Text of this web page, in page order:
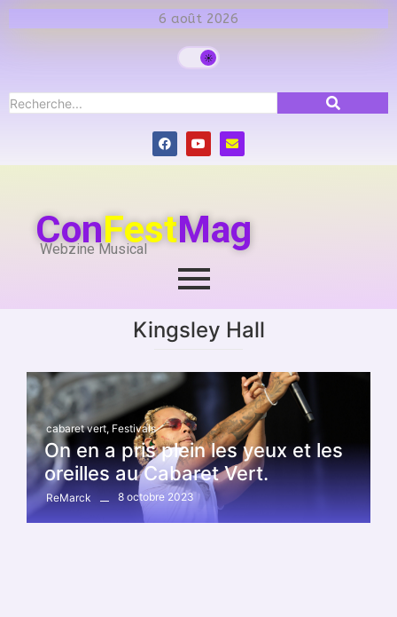
6 août 2026
ConFestMag
Webzine Musical
Kingsley Hall
cabaret vert, Festivals
On en a pris plein les yeux et les
oreilles au Cabaret Vert.
ReMarck 8 octobre 2023